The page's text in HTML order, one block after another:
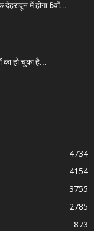
में होगा 6वाँ...
हो चुका है...
4734
4154
3755
2785
873